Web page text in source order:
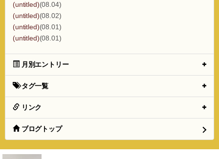
(untitled)(08.04)
(untitled)(08.02)
(untitled)(08.01)
(untitled)(08.01)
月別エントリー
タグ一覧
リンク
ブログトップ